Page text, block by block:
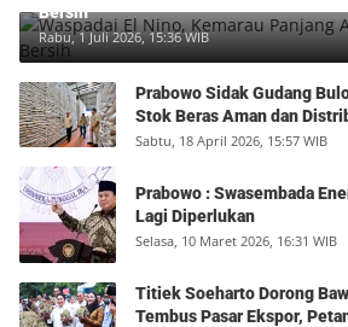
Bersih
Rabu, 1 Juli 2026, 15:36 WIB
Prabowo Sidak Gudang
Stok Beras Aman dan
Sabtu, 18 April 2026, 15:57 WIB
Prabowo : Swasembada
Lagi Diperlukan
Selasa, 10 Maret 2026, 16:31 WIB
Titiek Soeharto Dorong
Tembus Pasar Ekspor,